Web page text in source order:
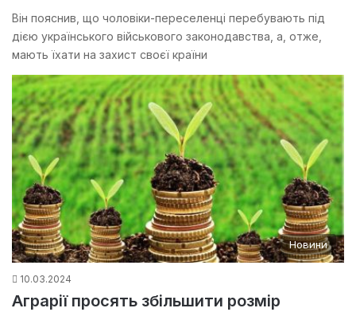
Він пояснив, що чоловіки-переселенці перебувають під
дією українського військового законодавства, а, отже,
мають їхати на захист своєї країни
Новини
10.03.2024
Аграрії просять збільшити розмір